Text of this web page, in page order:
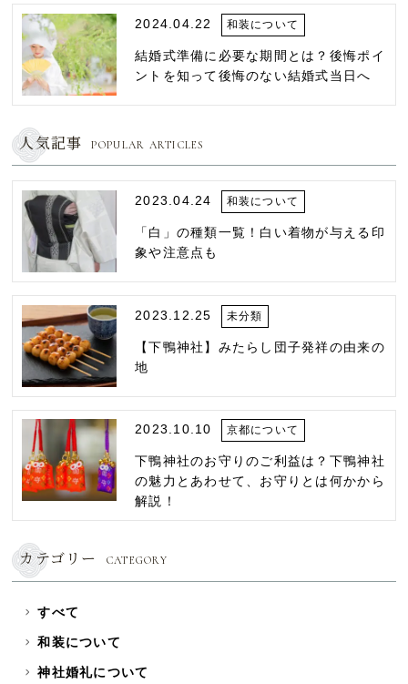
2024.04.22 和装について
結婚式準備に必要な期間とは？後悔ポイ
ントを知って後悔のない結婚式当日へ
人気記事 POPULAR ARTICLES
2023.04.24 和装について
「白」の種類一覧！白い着物が与える印
象や注意点も
2023.12.25 未分類
【下鴨神社】みたらし団子発祥の由来の
地
2023.10.10 京都について
下鴨神社のお守りのご利益は？下鴨神社
の魅力とあわせて、お守りとは何かから
解説！
カテゴリー CATEGORY
すべて
和装について
神社婚礼について